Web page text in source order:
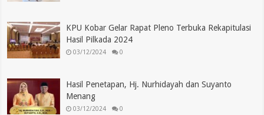
KPU Kobar Gelar Rapat Pleno Terbuka Rekapitulasi
Hasil Pilkada 2024
03/12/2024 0
Hasil Penetapan, Hj. Nurhidayah dan Suyanto
Menang
03/12/2024 0